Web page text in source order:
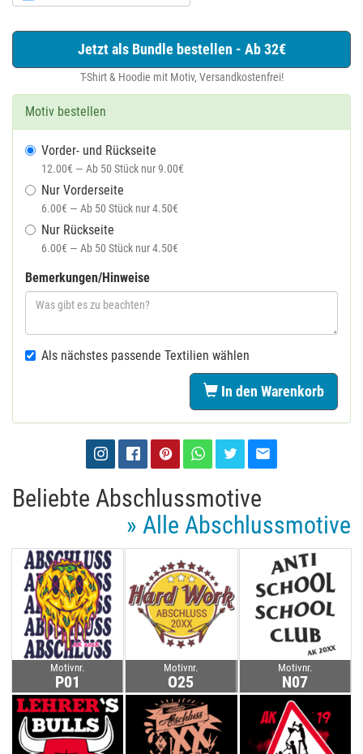
Jetzt als Bundle bestellen - Ab 32€
T-Shirt & Hoodie mit Motiv, Versandkostenfrei!
Motiv bestellen
Vorder- und Rückseite
12.00€ — Ab 50 Stück nur 9.00€
Nur Vorderseite
6.00€ — Ab 50 Stück nur 4.50€
Nur Rückseite
6.00€ — Ab 50 Stück nur 4.50€
Bemerkungen/Hinweise
Als nächstes passende Textilien wählen
In den Warenkorb
Beliebte Abschlussmotive
» Alle Abschlussmotive
Motivnr.
P01
Motivnr.
O25
Motivnr.
N07